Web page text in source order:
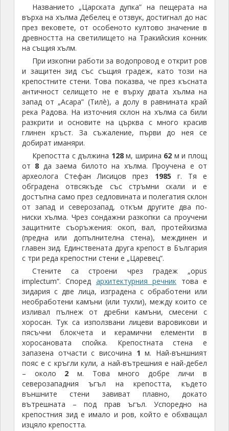
Названието „Царската дупка” на пещерата на
върха на хълма Дебелец е отзвук, достигнал до нас
през вековете, от особеното култово значение в
древността на светилището на Тракийския конник
на същия хълм.
При изкопни работи за водопровод е открит ров
и защитен зид със същия градеж, като този на
крепостните стени. Това показва, че през късната
античност селището не е върху двата хълма на
запад от „Асара” (Тилè), а долу в равнината край
река Радова. На източния склон на хълма са били
разкрити и основите на църква с много красив
глинен кръст. За съжаление, първи до нея се
добират иманяри.
Крепостта с дължина 128м, ширина 62 м и площ
от 8 да заема билото на хълма. Проучена е от
археолога Стефан Лисицов през 1985 г. Тя е
обградена отвсякъде със стръмни скали и е
достъпна само през седловината и полегатия склон
от запад и северозапад, откъм другите два по-
ниски хълма. Чрез сондажни разкопки са проучени
защитните съоръжения: окоп, вал, протейхизма
(предна или допълнителна стена), междинен и
главен зид. Единствената друга крепост в България
с три реда крепостни стени е „Царевец“.
Стените са строени чрез градеж „opus
implectum“. Според архитектурния речник това е
зидария с две лица, изградена с обработени или
необработени камъни (или тухли), между които се
изливал пълнеж от дребни камъни, смесени с
хоросан. Тук са използвани лицеви варовикови и
пясъчни блокчета и керамични елементи в
хоросановата спойка. Крепостната стена е
запазена отчасти с височина 1 м. Най-външният
пояс е с кръгли кули, а най-вътрешния е най-дебел
– около 2 м. Това много добре личи в
северозападния ъгъл на крепостта, където
външните стени завиват плавно, докато
вътрешната – под прав ъгъл. Успоредно на
крепостния зид е имало и ров, който е обхващал
изцяло крепостта.